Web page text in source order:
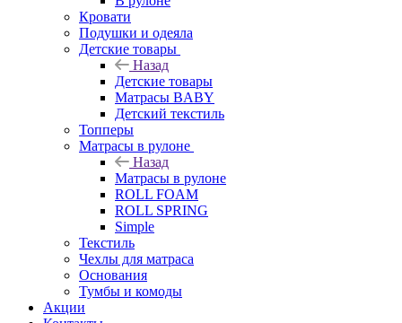
Кровати
Подушки и одеяла
Детские товары
Назад
Детские товары
Матрасы BABY
Детский текстиль
Топперы
Матрасы в рулоне
Назад
Матрасы в рулоне
ROLL FOAM
ROLL SPRING
Simple
Текстиль
Чехлы для матраса
Основания
Тумбы и комоды
Акции